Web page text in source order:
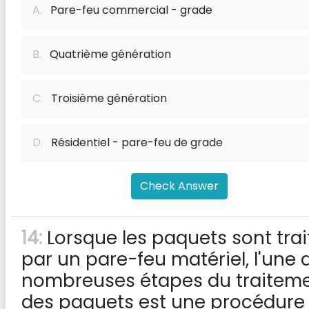
A. Pare-feu commercial - grade
B. Quatrième génération
C. Troisième génération
D. Résidentiel - pare-feu de grade
Check Answer
14: Lorsque les paquets sont
par un pare-feu matériel, l'une
nombreuses étapes du
des paquets est une